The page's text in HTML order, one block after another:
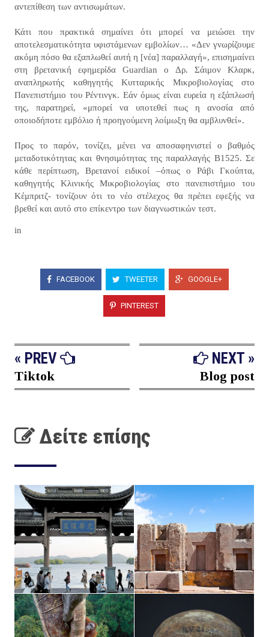
αντεπίθεση των αντισωμάτων.
Κάτι που πρακτικά σημαίνει ότι μπορεί να μειώσει την
αποτελεσματικότητα υφιστάμενων εμβολίων… «Δεν γνωρίζουμε
ακόμη πόσο θα εξαπλωθεί αυτή η [νέα] παραλλαγή», επισημαίνει
στη βρετανική εφημερίδα Guardian o Δρ. Σάιμον Κλαρκ,
αναπληρωτής καθηγητής Κυτταρικής Μικροβιολογίας στο
Πανεπιστήμιο του Ρέντινγκ. Εάν όμως είναι ευρεία η εξάπλωσή
της, παρατηρεί, «μπορεί να υποτεθεί πως η ανοσία από
οποιοδήποτε εμβόλιο ή προηγούμενη λοίμωξη θα αμβλυνθεί».
Προς το παρόν, τονίζει, μένει να αποσαφηνιστεί ο βαθμός
μεταδοτικότητας και θνησιμότητας της παραλλαγής Β1525. Σε
κάθε περίπτωση, Βρετανοί ειδικοί –όπως ο Ράβι Γκούπτα,
καθηγητής Κλινικής Μικροβιολογίας στο πανεπιστήμιο του
Κέμπριτζ- τονίζουν ότι το νέο στέλεχος θα πρέπει εφεξής να
βρεθεί και αυτό στο επίκεντρο των διαγνωστικών τεστ.
in
FACEBOOK TWEETER GOOGLE+
PINTEREST
« PREV
Tiktok
NEXT »
Blog post
Δείτε επίσης